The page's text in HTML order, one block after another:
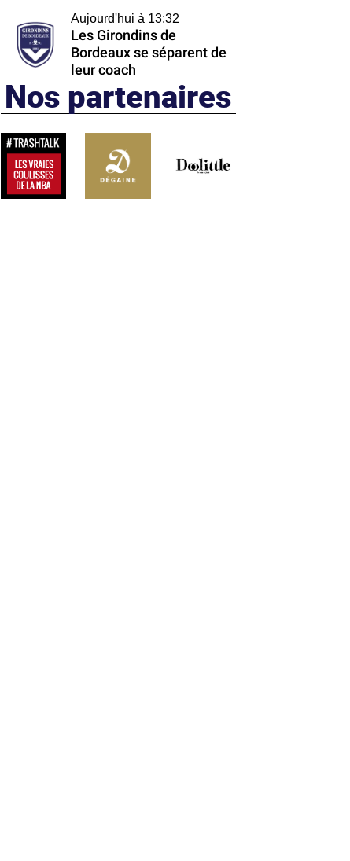
Aujourd'hui à 13:32
Les Girondins de
Bordeaux se séparent de
leur coach
Nos partenaires